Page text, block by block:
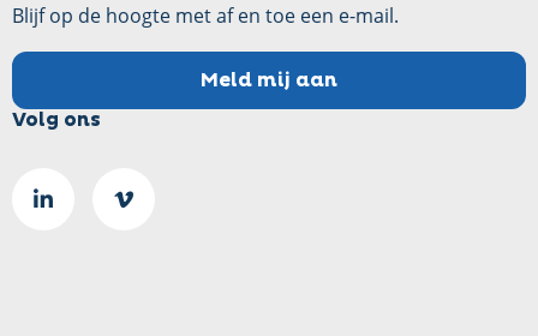
Blijf op de hoogte met af en toe een e-mail.
Meld mij aan
Volg ons
Ga
Go